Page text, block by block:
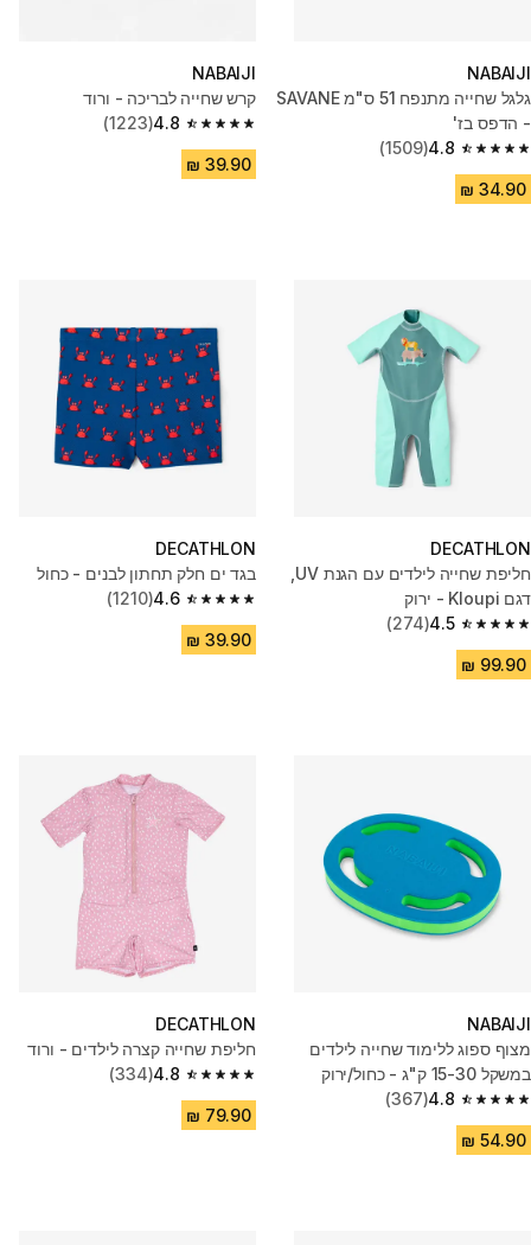
NABAIJI
גלגל שחייה מתנפח 51 ס"מ SAVANE
- הדפס בז'
4.8
4.8 out of 5 stars from 1509 reviews
(1509)
NABAIJI
קרש שחייה לבריכה - ורוד
4.8
4.8 out of 5 stars from 1223 reviews
(1223)
DECATHLON
דגם Kloupi - ירוק
4.5
4.5 out of 5 stars from 274 reviews
(274)
DECATHLON
בגד ים חלק תחתון לבנים - כחול
4.6
4.6 out of 5 stars from 1210 reviews
(1210)
NABAIJI
מצוף ספוג ללימוד שחייה לילדים
במשקל 15-30 ק"ג - כחול/ירוק
4.8
4.8 out of 5 stars from 367 reviews
(367)
DECATHLON
חליפת שחייה קצרה לילדים - ורוד
4.8
4.8 out of 5 stars from 334 reviews
(334)